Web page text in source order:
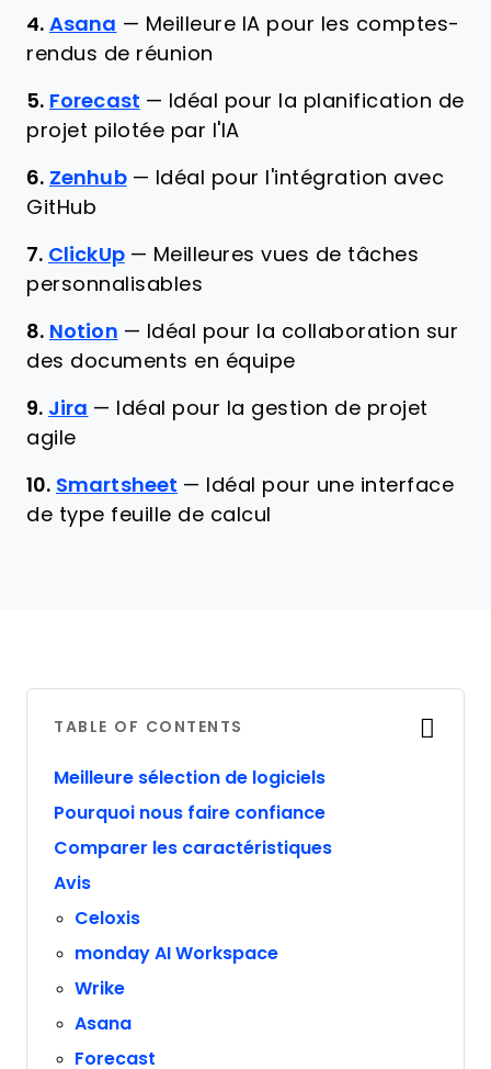
4. Asana — Meilleure IA pour les comptes-
rendus de réunion
5. Forecast — Idéal pour la planification de
projet pilotée par l'IA
6. Zenhub — Idéal pour l'intégration avec
GitHub
7. ClickUp — Meilleures vues de tâches
personnalisables
8. Notion — Idéal pour la collaboration sur
des documents en équipe
9. Jira —
Idéal pour la gestion de projet
agile
10. Smartsheet —
Idéal pour une interface
de type feuille de calcul
TABLE OF CONTENTS
Meilleure sélection de logiciels
Pourquoi nous faire confiance
Comparer les caractéristiques
Avis
Celoxis
monday AI Workspace
Wrike
Asana
Forecast